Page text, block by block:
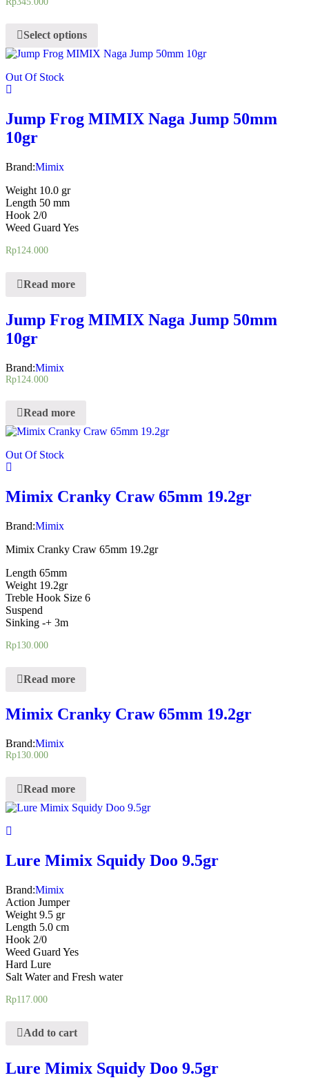
Select options
Out Of Stock
Jump Frog MIMIX Naga Jump 50mm
10gr
Brand:Mimix
Weight 10.0 gr
Length 50 mm
Hook 2/0
Weed Guard Yes
Rp124.000
Read more
Jump Frog MIMIX Naga Jump 50mm
10gr
Brand:Mimix
Rp124.000
Read more
Out Of Stock
Mimix Cranky Craw 65mm 19.2gr
Brand:Mimix
Mimix Cranky Craw 65mm 19.2gr
Length 65mm
Weight 19.2gr
Treble Hook Size 6
Suspend
Sinking -+ 3m
Rp130.000
Read more
Mimix Cranky Craw 65mm 19.2gr
Brand:Mimix
Rp130.000
Read more
Lure Mimix Squidy Doo 9.5gr
Brand:Mimix
Action Jumper
Weight 9.5 gr
Length 5.0 cm
Hook 2/0
Weed Guard Yes
Hard Lure
Salt Water and Fresh water
Rp117.000
Add to cart
Lure Mimix Squidy Doo 9.5gr